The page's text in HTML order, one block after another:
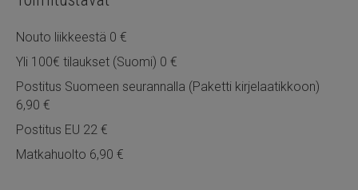
Nouto liikkeestä 0 €
Yli 100€ tilaukset (Suomi) 0 €
Postitus Suomeen seurannalla (Paketti kirjelaatikkoon)
6,90 €
Postitus EU 22 €
Matkahuolto 6,90 €